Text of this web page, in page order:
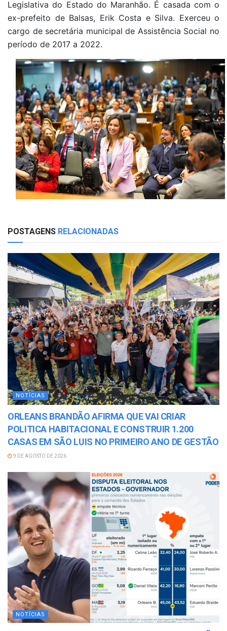
Legislativa do Estado do Maranhão. É casada com o
ex-prefeito de Balsas, Erik Costa e Silva. Exerceu o
cargo de secretária municipal de Assistência Social no
período de 2017 a 2022.
POSTAGENS RELACIONADAS
NOTÍCIAS
ORLEANS BRANDÃO AFIRMA QUE VAI CRIAR
POLITICA HABITACIONAL E CONSTRUIR 1.200
CASAS EM SÃO LUIS NO PRIMEIRO ANO DE GESTÃO
9 DE AGOSTO DE 2026
NOTÍCIAS